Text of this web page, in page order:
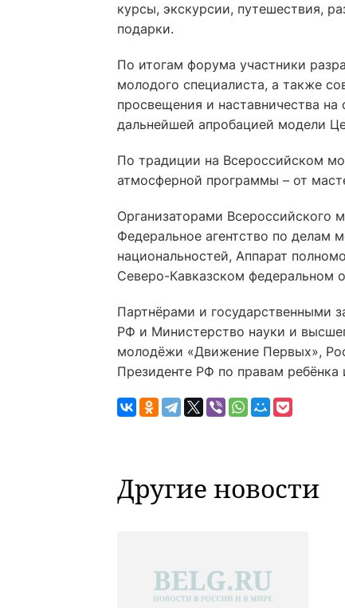
курсы, экскурсии, путешествия,
подарки.
По итогам форума участники
молодого специалиста, а также
просвещения и наставничества
дальнейшей апробацией модели
По традиции на Всероссийском
атмосферной программы – от
Организаторами Всероссийского
Федеральное агентство по делам
национальностей, Аппарат
Северо-Кавказском федеральном
Партнёрами и государственными
РФ и Министерство науки и
молодёжи «Движение Первых»,
Президенте РФ по правам ребёнка
Другие новости